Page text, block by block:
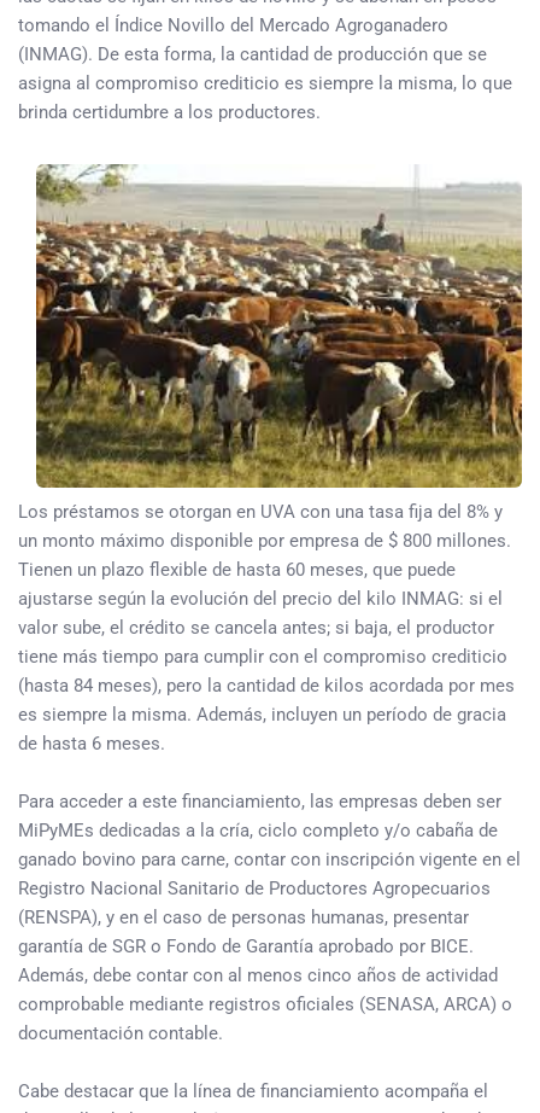
tomando el Índice Novillo del Mercado Agroganadero
(INMAG). De esta forma, la cantidad de producción que se
asigna al compromiso crediticio es siempre la misma, lo que
brinda certidumbre a los productores.
Los préstamos se otorgan en UVA con una tasa fija del 8% y
un monto máximo disponible por empresa de $ 800 millones.
Tienen un plazo flexible de hasta 60 meses, que puede
ajustarse según la evolución del precio del kilo INMAG: si el
valor sube, el crédito se cancela antes; si baja, el productor
tiene más tiempo para cumplir con el compromiso crediticio
(hasta 84 meses), pero la cantidad de kilos acordada por mes
es siempre la misma. Además, incluyen un período de gracia
de hasta 6 meses.
Para acceder a este financiamiento, las empresas deben ser
MiPyMEs dedicadas a la cría, ciclo completo y/o cabaña de
ganado bovino para carne, contar con inscripción vigente en el
Registro Nacional Sanitario de Productores Agropecuarios
(RENSPA), y en el caso de personas humanas, presentar
garantía de SGR o Fondo de Garantía aprobado por BICE.
Además, debe contar con al menos cinco años de actividad
comprobable mediante registros oficiales (SENASA, ARCA) o
documentación contable.
Cabe destacar que la línea de financiamiento acompaña el